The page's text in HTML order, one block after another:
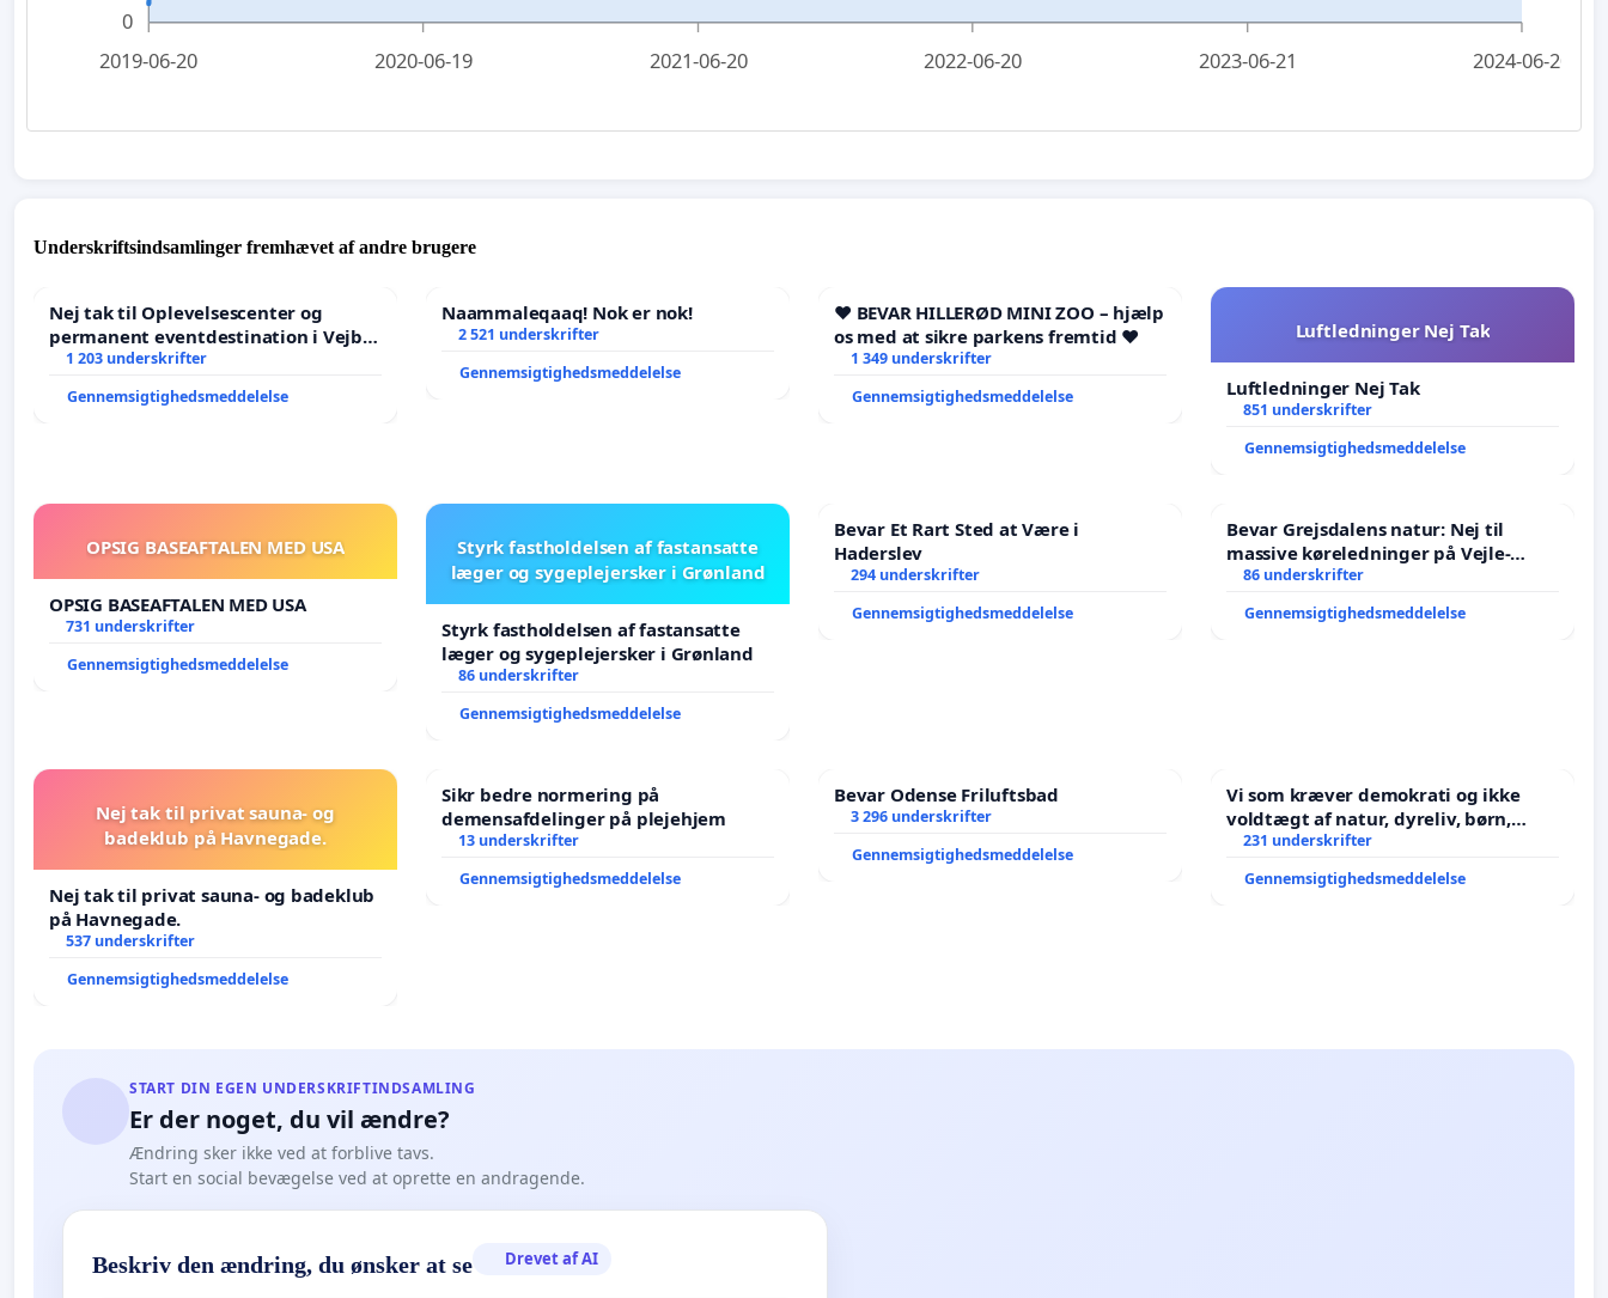
0
2019-06-20 2020-06-19 2021-06-20 2022-06-20 2023-06-21 2024-06-20
Underskriftsindsamlinger fremhævet af andre brugere
Nej tak til Oplevelsescenter og
permanent eventdestination i Vejby
- Ja tak til et levende lokalområde i
1 203 underskrifter
Gennemsigtighedsmeddelelse
Naammaleqaaq! Nok er nok!
2 521 underskrifter
Gennemsigtighedsmeddelelse
❤️ BEVAR HILLERØD MINI ZOO – hjælp
os med at sikre parkens fremtid ❤️
1 349 underskrifter
Gennemsigtighedsmeddelelse
Luftledninger Nej Tak
Luftledninger Nej Tak
851 underskrifter
Gennemsigtighedsmeddelelse
OPSIG BASEAFTALEN MED USA
OPSIG BASEAFTALEN MED USA
731 underskrifter
Gennemsigtighedsmeddelelse
Styrk fastholdelsen af fastansatte
læger og sygeplejersker i Grønland
Styrk fastholdelsen af fastansatte
læger og sygeplejersker i Grønland
86 underskrifter
Gennemsigtighedsmeddelelse
Bevar Et Rart Sted at Være i
Haderslev
294 underskrifter
Gennemsigtighedsmeddelelse
Bevar Grejsdalens natur: Nej til
massive køreledninger på Vejle-
Struer-banen
86 underskrifter
Gennemsigtighedsmeddelelse
Nej tak til privat sauna- og
badeklub på Havnegade.
Nej tak til privat sauna- og badeklub
på Havnegade.
537 underskrifter
Gennemsigtighedsmeddelelse
Sikr bedre normering på
demensafdelinger på plejehjem
13 underskrifter
Gennemsigtighedsmeddelelse
Bevar Odense Friluftsbad
3 296 underskrifter
Gennemsigtighedsmeddelelse
Vi som kræver demokrati og ikke
voldtægt af natur, dyreliv, børn,
unge Borgene har sagt NEJ i mange
231 underskrifter
Gennemsigtighedsmeddelelse
START DIN EGEN UNDERSKRIFTINDSAMLING
Er der noget, du vil ændre?
Ændring sker ikke ved at forblive tavs.
Start en social bevægelse ved at oprette en andragende.
Beskriv den ændring, du ønsker at se Drevet af AI